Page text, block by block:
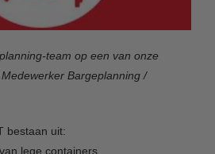
team op een van onze
Bargeplanning /
bestaan uit:
lege containers